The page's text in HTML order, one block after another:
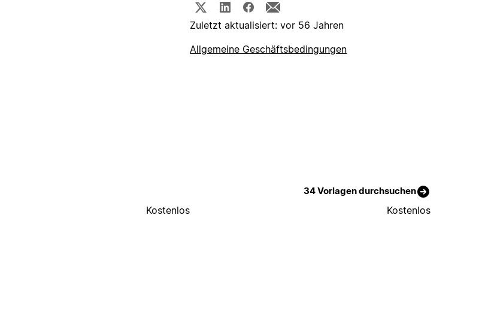
Zuletzt aktualisiert: vor 56 Jahren
Allgemeine Geschäftsbedingungen
34 Vorlagen durchsuchen
Kostenlos Kostenlos